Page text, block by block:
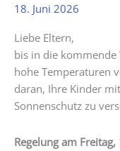
18. Juni 2026
Liebe Eltern,
bis in die
hohe Temperaturen
daran, Ihre Kinder
Sonnenschutz zu
Regelung am